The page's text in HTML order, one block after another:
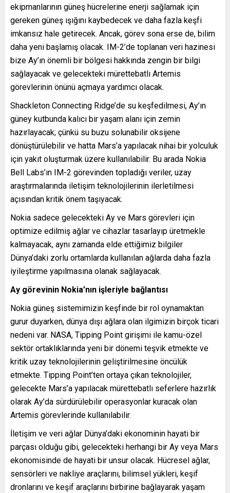
ekipmanlarının güneş hücrelerine enerji sağlamak için
gereken güneş ışığını kaybedecek ve daha fazla keşfi
imkansız hale getirecek. Ancak, görev sona erse de, bilim
daha yeni başlamış olacak. IM-2’de toplanan veri hazinesi
bize Ay’ın önemli bir bölgesi hakkında zengin bir bilgi
sağlayacak ve gelecekteki mürettebatlı Artemis
görevlerinin önünü açmaya yardımcı olacak.
Shackleton Connecting Ridge’de su keşfedilmesi, Ay’ın
güney kutbunda kalıcı bir yaşam alanı için zemin
hazırlayacak; çünkü su buzu solunabilir oksijene
dönüştürülebilir ve hatta Mars’a yapılacak nihai bir yolculuk
için yakıt oluşturmak üzere kullanılabilir. Bu arada Nokia
Bell Labs’ın IM-2 görevinden topladığı veriler, uzay
araştırmalarında iletişim teknolojilerinin ilerletilmesi
açısından kritik önem taşıyacak.
Nokia sadece gelecekteki Ay ve Mars görevleri için
optimize edilmiş ağlar ve cihazlar tasarlayıp üretmekle
kalmayacak, aynı zamanda elde ettiğimiz bilgiler
Dünya’daki zorlu ortamlarda kullanılan ağlarda daha fazla
iyileştirme yapılmasına olanak sağlayacak.
Ay görevinin Nokia’nın işleriyle bağlantısı
Nokia güneş sistemimizin keşfinde bir rol oynamaktan
gurur duyarken, dünya dışı ağlara olan ilgimizin birçok ticari
nedeni var. NASA, Tipping Point girişimi ile kamu-özel
sektör ortaklıklarında yeni bir dönemi teşvik etmekte ve
kritik uzay teknolojilerinin geliştirilmesine öncülük
etmekte. Tipping Point’ten ortaya çıkan teknolojiler,
gelecekte Mars’a yapılacak mürettebatlı seferlere hazırlık
olarak Ay’da sürdürülebilir operasyonlar kuracak olan
Artemis görevlerinde kullanılabilir.
İletişim ve veri ağlar Dünya’daki ekonominin hayati bir
parçası olduğu gibi, gelecekteki herhangi bir Ay veya Mars
ekonomisinde de hayati bir unsur olacak. Hücresel ağlar,
sensörleri ve nakliye araçlarını, bilimsel yükleri, keşif
dronlarını ve keşif araçlarını birbirine bağlayarak yaşam